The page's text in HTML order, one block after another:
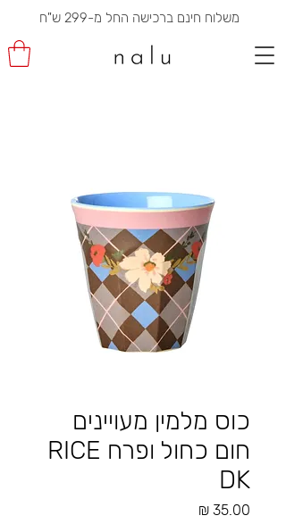
כוס מלמין מעויינים
חום כחול ופרח RICE
DK